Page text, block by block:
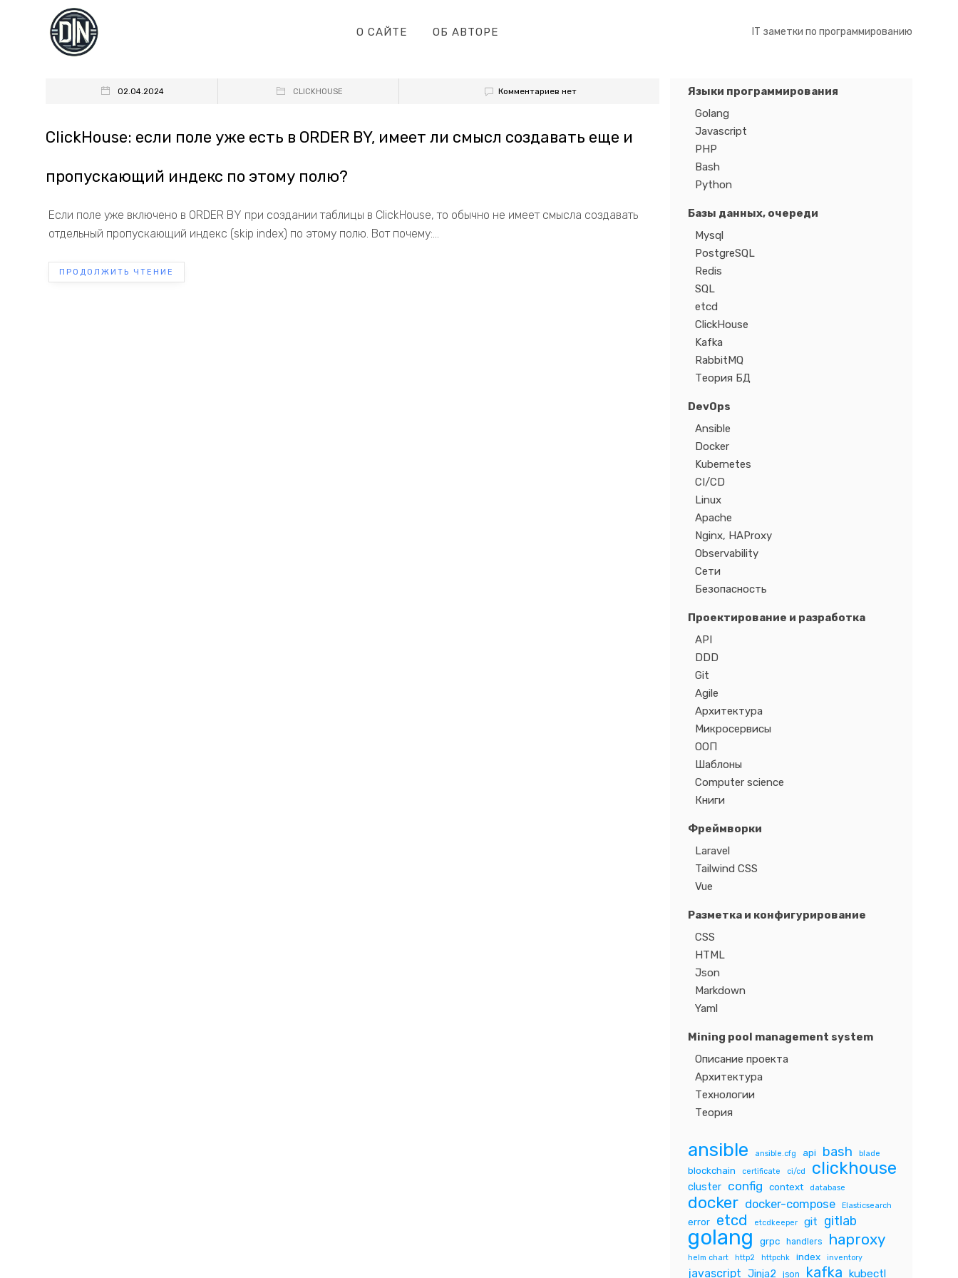
О САЙТЕ ОБ АВТОРЕ IT заметки по программированию
02.04.2024 CLICKHOUSE Комментариев нет
ClickHouse: если поле уже есть в ORDER BY, имеет ли смысл создавать еще и
пропускающий индекс по этому полю?
Если поле уже включено в ORDER BY при создании таблицы в ClickHouse, то обычно не имеет смысла создавать
отдельный пропускающий индекс (skip index) по этому полю. Вот почему:...
ПРОДОЛЖИТЬ ЧТЕНИЕ
Языки программирования
Golang
Javascript
PHP
Bash
Python
Базы данных, очереди
Mysql
PostgreSQL
Redis
SQL
etcd
ClickHouse
Kafka
RabbitMQ
Теория БД
DevOps
Ansible
Docker
Kubernetes
CI/CD
Linux
Apache
Nginx, HAProxy
Observability
Сети
Безопасность
Проектирование и разработка
API
DDD
Git
Agile
Архитектура
Микросервисы
ООП
Шаблоны
Computer science
Книги
Фреймворки
Laravel
Tailwind CSS
Vue
Разметка и конфигурирование
CSS
HTML
Json
Markdown
Yaml
Mining pool management system
Описание проекта
Архитектура
Технологии
Теория
ansible ansible.cfg api bash blade
blockchain certificate ci/cd clickhouse
cluster config context database
docker docker-compose Elasticsearch
error etcd etcdkeeper git gitlab
golang grpc handlers haproxy
helm chart http2 httpchk index inventory
javascript Jinja2 json kafka kubectl